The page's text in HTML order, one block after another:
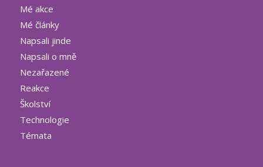
Mé akce
Mé články
Napsali jinde
Napsali o mně
Nezařazené
Reakce
Školství
Technologie
Témata